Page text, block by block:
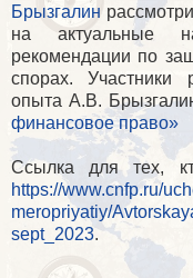
Брызгалин
на актуальные
рекомендации по
спорах. Участники
опыта А.В.
финансовое право»
Ссылка для тех,
https://www.cnfp.ru/
meropriyatiy/
sept_2023.